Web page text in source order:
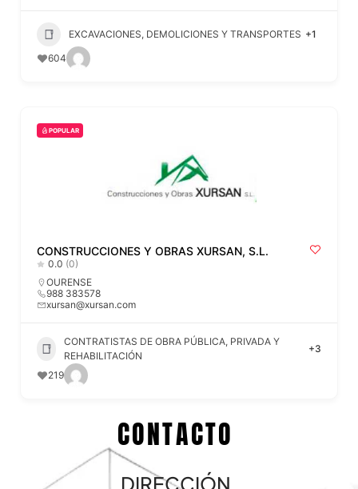
EXCAVACIONES, DEMOLICIONES Y TRANSPORTES +1
604
POPULAR
CONSTRUCCIONES Y OBRAS XURSAN, S.L.
0.0 (0)
OURENSE
988 383578
xursan@xursan.com
CONTRATISTAS DE OBRA PÚBLICA, PRIVADA Y
REHABILITACIÓN
+3
219
CONTACTO
DIRECCIÓN